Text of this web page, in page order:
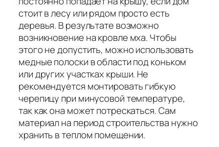
стоит в лесу или рядом просто есть
деревья. В результате возможно
возникновение на кровле мха. Чтобы
этого не допустить, можно использовать
медные полоски в области под коньком
или других участках крыши. Не
рекомендуется монтировать гибкую
черепицу при минусовой температуре,
так как она может потрескаться. Сам
материал на период строительства нужно
хранить в теплом помещении.